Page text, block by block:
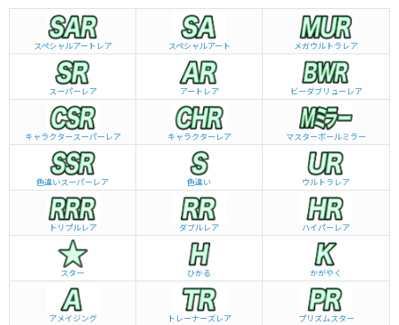
スペシャルアートレア スペシャルアート メガウルトラレア
スーパーレア アートレア ビーダブリュー レア
キャラクタースーパーレア キャラクターレア マスターボールミラー
色違いスーパーレア 色違い ウルトラレア
トリプルレア ダブルレア ハイパーレア
スター ひかる かがやく
アメイジング トレーナーズレア プリズムスター